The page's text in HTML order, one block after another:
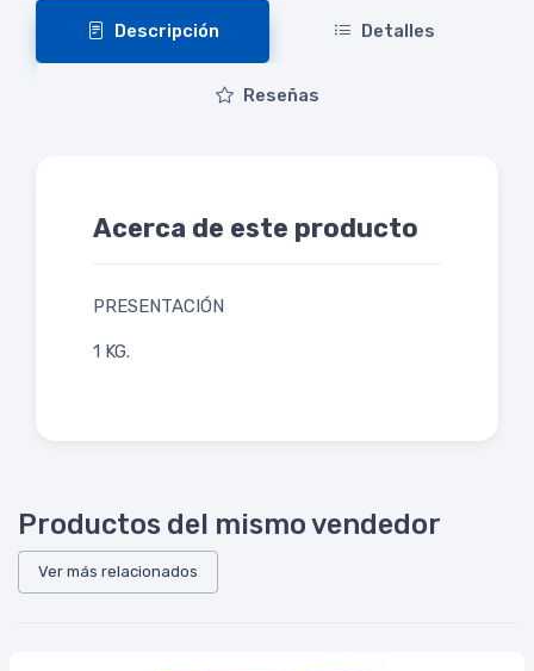
Descripción Detalles
Reseñas
Acerca de este producto
PRESENTACIÓN
1 KG.
Productos del mismo vendedor
Ver más relacionados